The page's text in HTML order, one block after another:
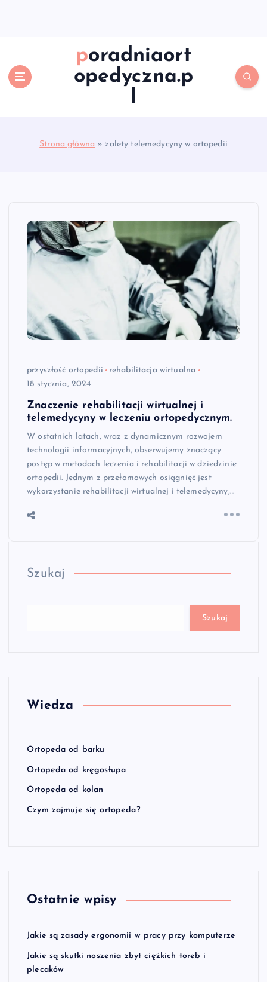
poradniaort
opedyczna.p
l
Strona główna »zalety telemedycyny w ortopedii
przyszłość ortopedii
rehabilitacja wirtualna
18 stycznia, 2024
Znaczenie rehabilitacji wirtualnej i
telemedycyny w leczeniu ortopedycznym.
W ostatnich latach, wraz z dynamicznym rozwojem
technologii informacyjnych, obserwujemy znaczący
postęp w metodach leczenia i rehabilitacji w dziedzinie
ortopedii. Jednym z przełomowych osiągnięć jest
wykorzystanie rehabilitacji wirtualnej i telemedycyny,…
Szukaj
Szukaj
Wiedza
Ortopeda od barku
Ortopeda od kręgosłupa
Ortopeda od kolan
Czym zajmuje się ortopeda?
Ostatnie wpisy
Jakie są zasady ergonomii w pracy przy komputerze
Jakie są skutki noszenia zbyt ciężkich toreb i
plecaków